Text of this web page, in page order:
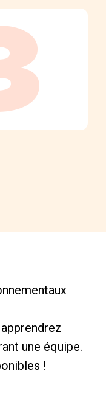
une équipe.
!